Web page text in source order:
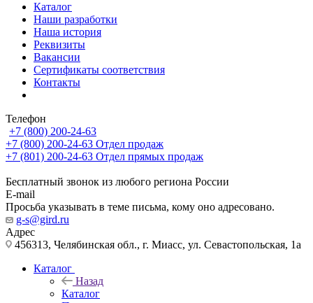
Каталог
Наши разработки
Наша история
Реквизиты
Вакансии
Сертификаты соответствия
Контакты
Телефон
+7 (800) 200-24-63
+7 (800) 200-24-63 Отдел продаж
+7 (801) 200-24-63 Отдел прямых продаж
Бесплатный звонок из любого региона России
E-mail
Просьба указывать в теме письма, кому оно адресовано.
g-s@gird.ru
Адрес
456313, Челябинская обл., г. Миасс, ул. Севастопольская, 1а
Каталог
Назад
Каталог